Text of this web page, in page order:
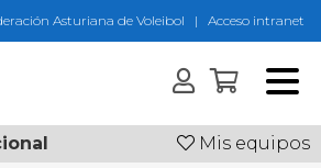
Asturiana de Voleibol | Acceso intranet
Mis equipos